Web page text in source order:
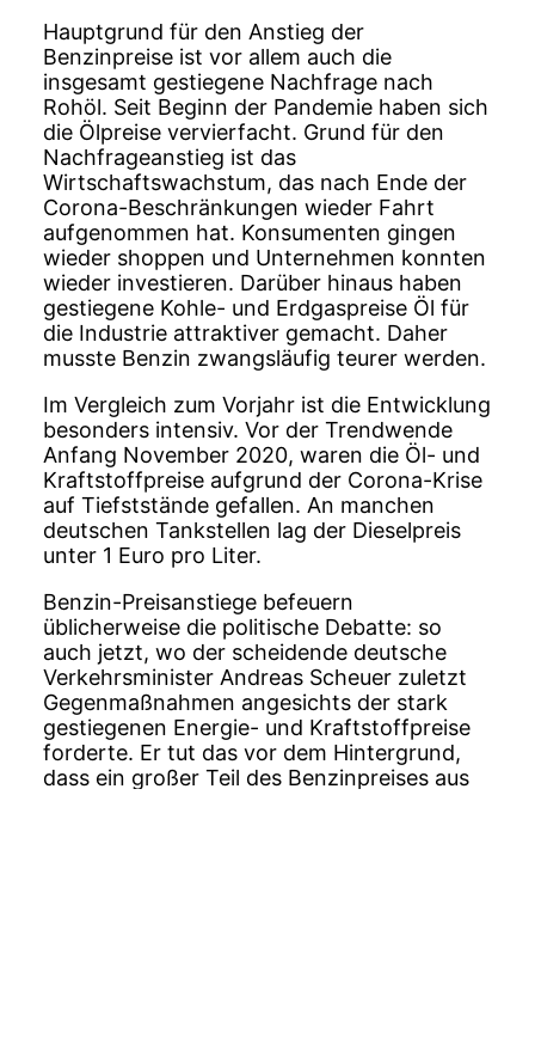
Hauptgrund für den Anstieg der
Benzinpreise ist vor allem auch die
insgesamt gestiegene Nachfrage nach
Rohöl. Seit Beginn der Pandemie haben sich
die Ölpreise vervierfacht. Grund für den
Nachfrageanstieg ist das
Wirtschaftswachstum, das nach Ende der
Corona-Beschränkungen wieder Fahrt
aufgenommen hat. Konsumenten gingen
wieder shoppen und Unternehmen konnten
wieder investieren. Darüber hinaus haben
gestiegene Kohle- und Erdgaspreise Öl für
die Industrie attraktiver gemacht. Daher
musste Benzin zwangsläufig teurer werden.
Im Vergleich zum Vorjahr ist die Entwicklung
besonders intensiv. Vor der Trendwende
Anfang November 2020, waren die Öl- und
Kraftstoffpreise aufgrund der Corona-Krise
auf Tiefststände gefallen. An manchen
deutschen Tankstellen lag der Dieselpreis
unter 1 Euro pro Liter.
Benzin-Preisanstiege befeuern
üblicherweise die politische Debatte: so
auch jetzt, wo der scheidende deutsche
Verkehrsminister Andreas Scheuer zuletzt
Gegenmaßnahmen angesichts der stark
gestiegenen Energie- und Kraftstoffpreise
forderte. Er tut das vor dem Hintergrund,
dass ein großer Teil des Benzinpreises aus